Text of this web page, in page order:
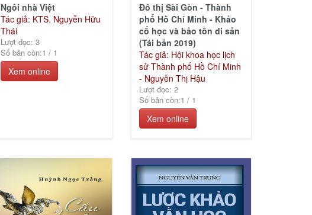
Ngôi nhà Việt
Tác giả: KTS. Nguyễn Hữu
Thái
Lượt đọc: 3
Số bản còn:1 /1
Xem online
Đô thị Sài Gòn - Thành
phố Hồ Chí Minh - Khảo
cổ học và bảo tồn di sản
(Tái bản 2019)
Tác giả: Hội khoa học lịch
sử Thành phố Hồ Chí Minh
- Nguyễn Thị Hậu
Lượt đọc: 2
Số bản còn:1 /1
Xem online